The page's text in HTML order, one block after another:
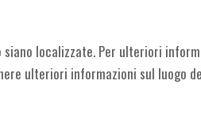
localizzate. Per ulteriori
ulteriori informazioni sul luogo